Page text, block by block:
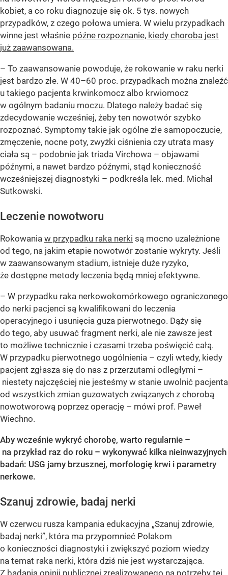
kobiet, a co roku diagnozuje się ok. 5 tys. nowych
przypadków, z czego połowa umiera. W wielu przypadkach
winne jest właśnie późne rozpoznanie, kiedy choroba jest
już zaawansowana.
– To zaawansowanie powoduje, że rokowanie w raku nerki
jest bardzo złe. W 40–60 proc. przypadkach można znaleźć
u takiego pacjenta krwinkomocz albo krwiomocz
w ogólnym badaniu moczu. Dlatego należy badać się
zdecydowanie wcześniej, żeby ten nowotwór szybko
rozpoznać. Symptomy takie jak ogólne złe samopoczucie,
zmęczenie, nocne poty, zwyżki ciśnienia czy utrata masy
ciała są – podobnie jak triada Virchowa – objawami
późnymi, a nawet bardzo późnymi, stąd konieczność
wcześniejszej diagnostyki – podkreśla lek. med. Michał
Sutkowski.
Leczenie nowotworu
Rokowania w przypadku raka nerki są mocno uzależnione
od tego, na jakim etapie nowotwór zostanie wykryty. Jeśli
w zaawansowanym stadium, istnieje duże ryzyko,
że dostępne metody leczenia będą mniej efektywne.
– W przypadku raka nerkowokomórkowego ograniczonego
do nerki pacjenci są kwalifikowani do leczenia
operacyjnego i usunięcia guza pierwotnego. Dąży się
do tego, aby usuwać fragment nerki, ale nie zawsze jest
to możliwe technicznie i czasami trzeba poświęcić całą.
W przypadku pierwotnego uogólnienia – czyli wtedy, kiedy
pacjent zgłasza się do nas z przerzutami odległymi –
niestety najczęściej nie jesteśmy w stanie uwolnić pacjenta
od wszystkich zmian guzowatych związanych z chorobą
nowotworową poprzez operację – mówi prof. Paweł
Wiechno.
Aby wcześnie wykryć chorobę, warto regularnie –
na przykład raz do roku – wykonywać kilka nieinwazyjnych
badań: USG jamy brzusznej, morfologię krwi i parametry
nerkowe.
Szanuj zdrowie, badaj nerki
W czerwcu rusza kampania edukacyjna „Szanuj zdrowie,
badaj nerki”, która ma przypomnieć Polakom
o konieczności diagnostyki i zwiększyć poziom wiedzy
na temat raka nerki, która dziś nie jest wystarczająca.